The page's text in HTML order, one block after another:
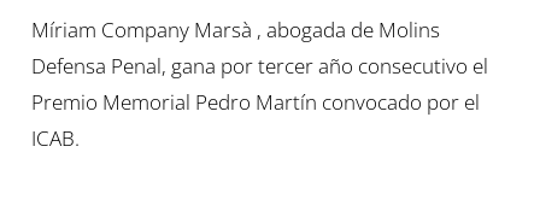
Míriam Company Marsà , abogada de Molins
Defensa Penal, gana por tercer año consecutivo el
Premio Memorial Pedro Martín convocado por el
ICAB.